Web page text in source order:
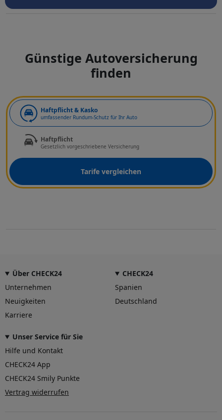
Günstige Autoversicherung
finden
Haftpflicht & Kasko
umfassender Rundum-Schutz für Ihr Auto
Haftpflicht
Gesetzlich vorgeschriebene Versicherung
Tarife vergleichen
Über CHECK24
Unternehmen
Neuigkeiten
Karriere
CHECK24
Spanien
Deutschland
Unser Service für Sie
Hilfe und Kontakt
CHECK24 App
CHECK24 Smily Punkte
Vertrag widerrufen